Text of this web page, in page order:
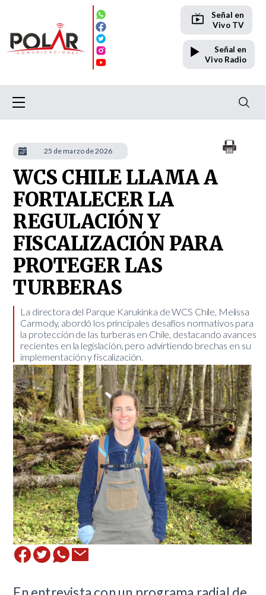
Señal en
Vivo TV
Señal en
Vivo Radio
WCS CHILE LLAMA A
FORTALECER LA
REGULACIÓN Y
FISCALIZACIÓN PARA
PROTEGER LAS
TURBERAS
​La directora del Parque Karukinka de WCS Chile, Melissa
Carmody, abordó los principales desafíos normativos para
la protección de las turberas en Chile, destacando avances
recientes en la legislación, pero advirtiendo brechas en su
implementación y fiscalización.
25 de marzo de 2026